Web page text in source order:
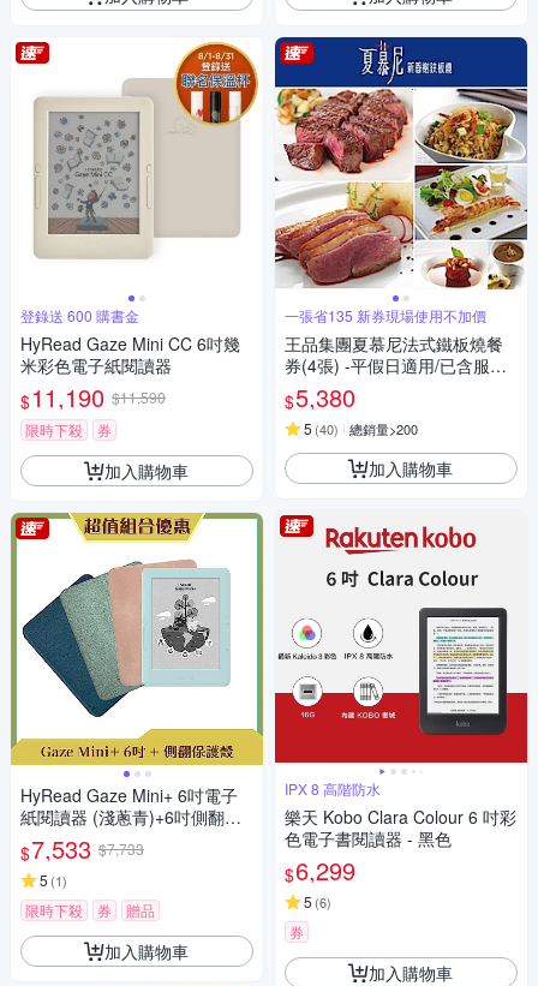
登錄送 600 購書金
HyRead Gaze Mini CC 6吋幾
米彩色電子紙閱讀器
$11,190 $11,590
限時下殺
券
加入購物車
HyRead Gaze Mini+ 6吋電子
紙閱讀器 (淺蔥青)+6吋側翻保
護殼
$7,533 $7,733
5 (1)
限時下殺 券 贈品
加入購物車
一張省135 新券現場使用不加價
王品集團夏慕尼法式鐵板燒餐
券(4張) -平假日適用/已含服務
費(新券)
$5,380
5 (40) 總銷量>200
加入購物車
IPX 8 高階防水
樂天 Kobo Clara Colour 6 吋彩
色電子書閱讀器 - 黑色
$6,299
5 (6)
券
加入購物車